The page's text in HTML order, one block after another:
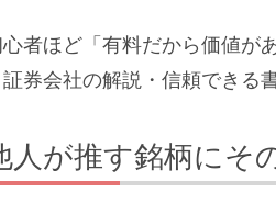
者ほど「有料だから価値が
券会社の解説・信頼できる
人が推す銘柄にそ